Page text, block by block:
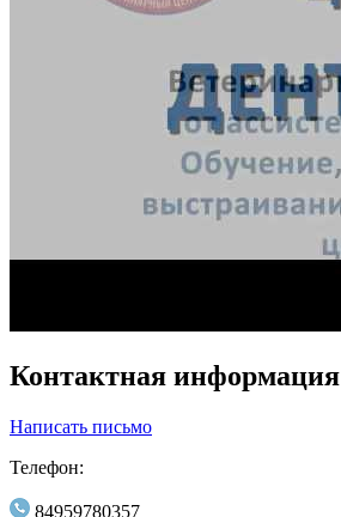
Контактная информация
Написать письмо
Телефон:
84959780357